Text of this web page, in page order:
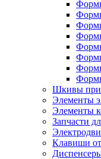
Шкивы
Элементы
Элементы
Запчасти
Клавиши